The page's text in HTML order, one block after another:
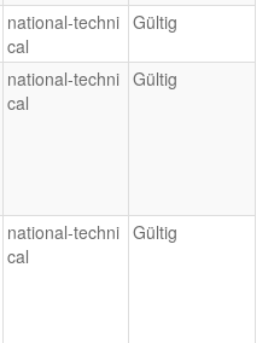
national-techni
cal
Gültig
national-techni
cal
Gültig
national-techni
cal
Gültig